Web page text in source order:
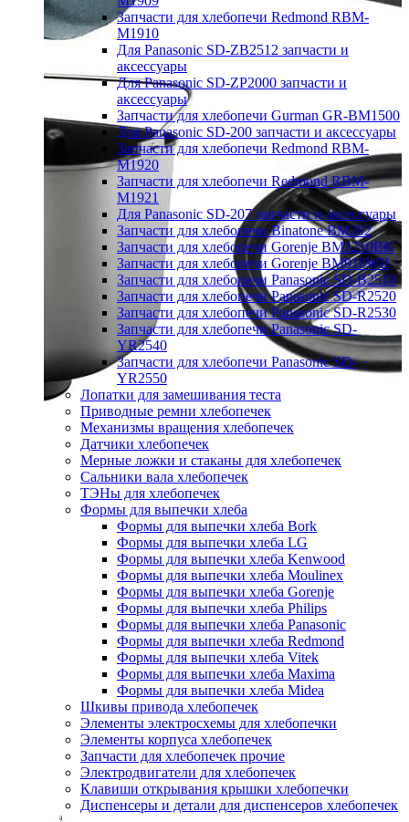
Запчасти для хлебопечи Redmond RBM-
M1910
Для Panasonic SD-ZB2512 запчасти и
аксессуары
Для Panasonic SD-ZP2000 запчасти и
аксессуары
Запчасти для хлебопечи Gurman GR-BM1500
Для Panasonic SD-200 запчасти и аксессуары
Запчасти для хлебопечи Redmond RBM-
M1920
Запчасти для хлебопечи Redmond RBM-
M1921
Для Panasonic SD-207 запчасти и аксессуары
Запчасти для хлебопечи Binatone BM202
Запчасти для хлебопечи Gorenje BM1210BK
Запчасти для хлебопечи Gorenje BM910WII
Запчасти для хлебопечи Panasonic SD-B2510
Запчасти для хлебопечи Panasonic SD-R2520
Запчасти для хлебопечи Panasonic SD-R2530
Запчасти для хлебопечи Panasonic SD-
YR2540
Запчасти для хлебопечи Panasonic SD-
YR2550
Лопатки для замешивания теста
Приводные ремни хлебопечек
Механизмы вращения хлебопечек
Датчики хлебопечек
Мерные ложки и стаканы для хлебопечек
Сальники вала хлебопечек
ТЭНы для хлебопечек
Формы для выпечки хлеба
Формы для выпечки хлеба Bork
Формы для выпечки хлеба LG
Формы для выпечки хлеба Kenwood
Формы для выпечки хлеба Moulinex
Формы для выпечки хлеба Gorenje
Формы для выпечки хлеба Philips
Формы для выпечки хлеба Panasonic
Формы для выпечки хлеба Redmond
Формы для выпечки хлеба Vitek
Формы для выпечки хлеба Maxima
Формы для выпечки хлеба Midea
Шкивы привода хлебопечек
Элементы электросхемы для хлебопечки
Элементы корпуса хлебопечек
Запчасти для хлебопечек прочие
Электродвигатели для хлебопечек
Клавиши открывания крышки хлебопечки
Диспенсеры и детали для диспенсеров хлебопечек